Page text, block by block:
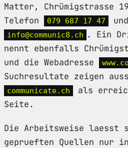
Matter, Chrümigstrasse
Telefon
079 687 17 47 und
info@communic8.ch . Ein
nennt ebenfalls
und die Webadresse
Suchresultate zeigen
communicate.ch
als
Seite.
Die Arbeitsweise laesst
geprueften Quellen nur